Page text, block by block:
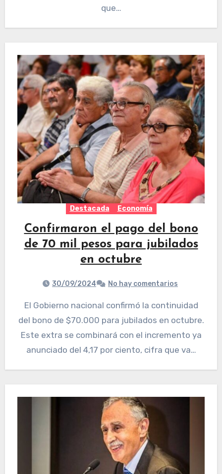
que…
Destacada Economía
Confirmaron el pago del bono
de 70 mil pesos para jubilados
en octubre
30/09/2024 No hay comentarios
El Gobierno nacional confirmó la continuidad
del bono de $70.000 para jubilados en octubre.
Este extra se combinará con el incremento ya
anunciado del 4,17 por ciento, cifra que va…